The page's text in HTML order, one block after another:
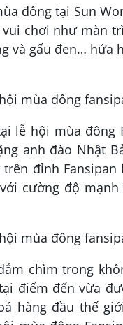
đông tại Sun
chơi như màn
và gấu đen… hứa
lễ hội mùa đông
anh đào Nhật
đỉnh
cường độ
chìm trong
điểm đến vừa
hàng đầu thế